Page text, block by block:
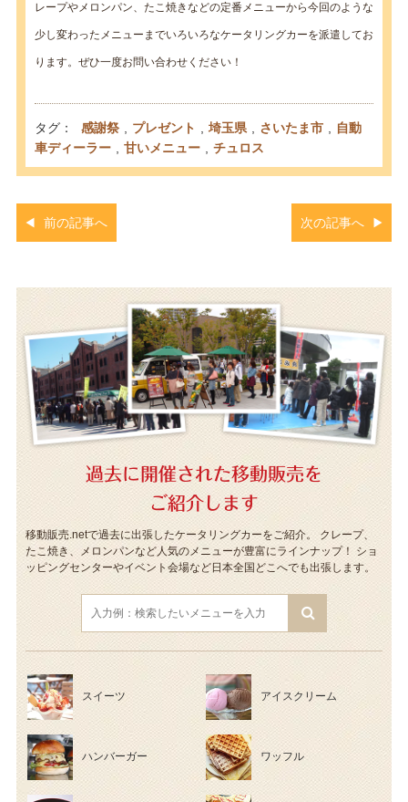
レープやメロンパン、たこ焼きなどの定番メニューから今回のような
少し変わったメニューまでいろいろなケータリングカーを派遣してお
ります。ぜひ一度お問い合わせください！
タグ： 感謝祭 プレゼント 埼玉県 さいたま市
自動
車ディーラー
甘いメニュー チュロス
前の記事へ 次の記事へ
過去に開催された移動販売を
ご紹介します
移動販売.netで過去に出張したケータリングカーをご紹介。
クレープ、
たこ焼き、メロンパンなど人気のメニューが豊富にラインナップ！ ショ
ッピングセンターやイベント会場など日本全国どこへでも出張します。
スイーツ アイスクリーム
ハンバーガー ワッフル